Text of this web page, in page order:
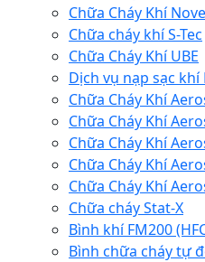
Chữa Cháy Khí
Chữa cháy khí S-Tec
Chữa Cháy Khí UBE
Dịch vụ nạp sạc khí
Chữa Cháy Khí
Chữa Cháy Khí
Chữa Cháy Khí
Chữa Cháy Khí
Chữa Cháy Khí
Chữa cháy Stat-X
Bình khí FM200
Bình chữa cháy tự